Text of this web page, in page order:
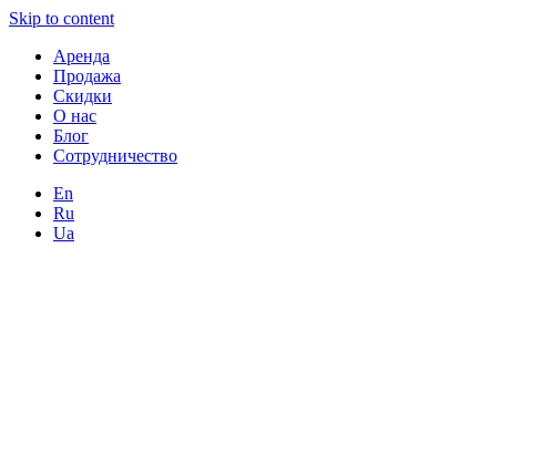
Skip to content
Аренда
Продажа
Скидки
О нас
Блог
Сотрудничество
En
Ru
Ua